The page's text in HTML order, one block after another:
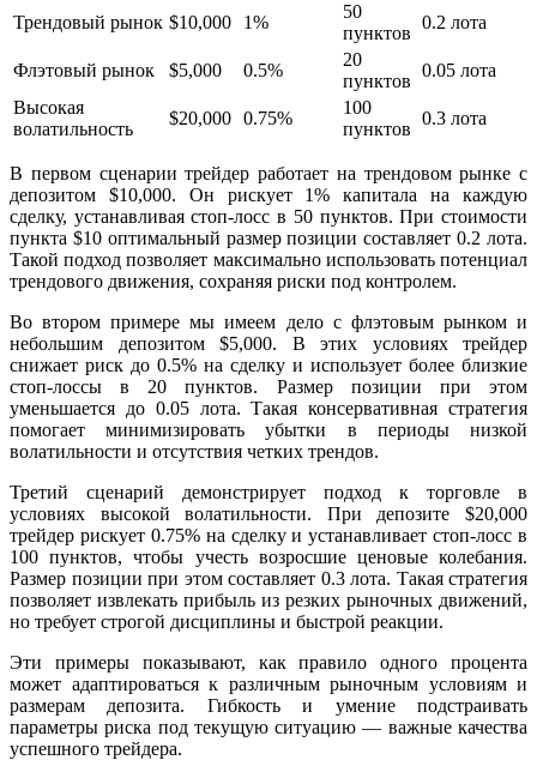
Трендовый рынок $10,000 1%
50
пунктов
0.2 лота
Флэтовый рынок $5,000 0.5%
20
пунктов
0.05 лота
Высокая
волатильность
$20,000 0.75%
100
пунктов
0.3 лота
В первом сценарии трейдер работает на трендовом рынке с
депозитом $10,000. Он рискует 1% капитала на каждую
сделку, устанавливая стоп-лосс в 50 пунктов. При стоимости
пункта $10 оптимальный размер позиции составляет 0.2 лота.
Такой подход позволяет максимально использовать потенциал
трендового движения, сохраняя риски под контролем.
Во втором примере мы имеем дело с флэтовым рынком и
небольшим депозитом $5,000. В этих условиях трейдер
снижает риск до 0.5% на сделку и использует более близкие
стоп-лоссы в 20 пунктов. Размер позиции при этом
уменьшается до 0.05 лота. Такая консервативная стратегия
помогает минимизировать убытки в периоды низкой
волатильности и отсутствия четких трендов.
Третий сценарий демонстрирует подход к торговле в
условиях высокой волатильности. При депозите $20,000
трейдер рискует 0.75% на сделку и устанавливает стоп-лосс в
100 пунктов, чтобы учесть возросшие ценовые колебания.
Размер позиции при этом составляет 0.3 лота. Такая стратегия
позволяет извлекать прибыль из резких рыночных движений,
но требует строгой дисциплины и быстрой реакции.
Эти примеры показывают, как правило одного процента
может адаптироваться к различным рыночным условиям и
размерам депозита. Гибкость и умение подстраивать
параметры риска под текущую ситуацию — важные качества
успешного трейдера.